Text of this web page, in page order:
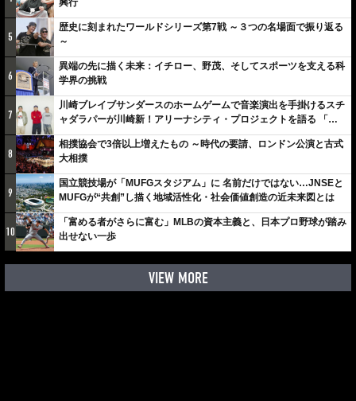
興行
5
歴史に刻まれたワールドシリーズ第7戦 ～３つの名場面で振り返る
～
6
異端の先に描く未来：イチロー、野茂、そしてスポーツを支える科
学界の挑戦
7
川崎ブレイブサンダースのホームゲームで音楽演出を手掛けるスチ
ャダラパーが川崎新！アリーナシティ・プロジェクトを語る 「楽
しみでしかないでしょ。川崎は、ずっと成長曲線だから」
8
相撲協会で3倍以上増えたもの ～時代の要請、ロンドン公演と古式
大相撲
9
国立競技場が「MUFGスタジアム」に 名前だけではない…JNSEと
MUFGが“共創”し描く地域活性化・社会価値創造の近未来図とは
10
「富める者がさらに富む」MLBの資本主義と、日本プロ野球が踏み
出せない一歩
VIEW MORE